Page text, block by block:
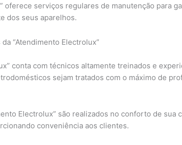
oferece serviços regulares de manutenção para
dos seus aparelhos.
“Atendimento Electrolux”
conta com técnicos altamente treinados e
sejam tratados com o máximo de
Electrolux” são realizados no conforto de sua
conveniência aos clientes.